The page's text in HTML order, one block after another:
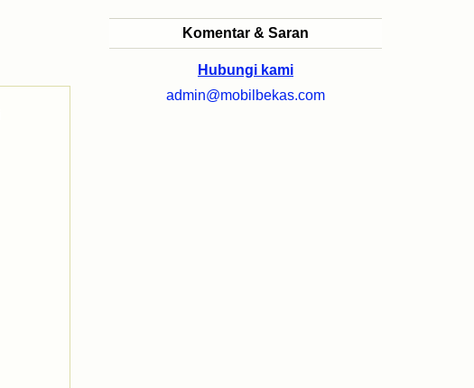
Komentar & Saran
Hubungi kami
admin@mobilbekas.com